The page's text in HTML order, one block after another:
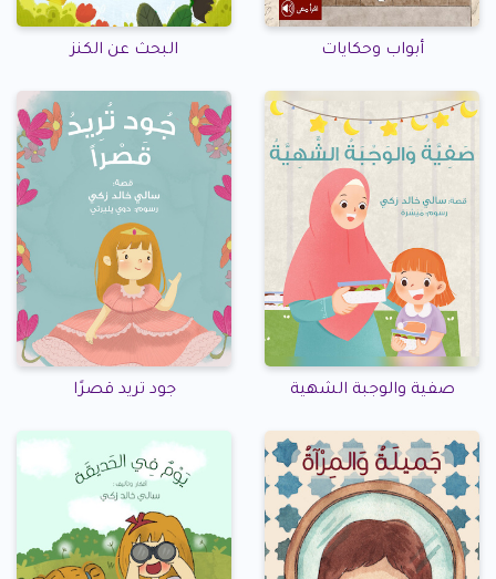
أبواب وحكايات البحث عن الكنز
صفية والوجبة الشهية جود تريد قصرًا